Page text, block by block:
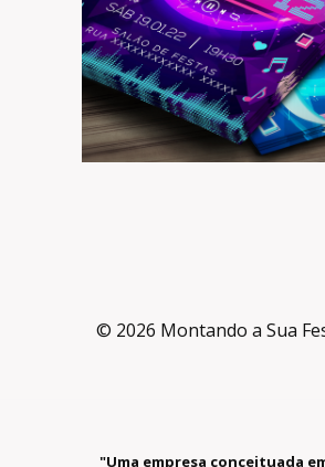
© 2026 Montando a Sua
"Uma empresa conceituada